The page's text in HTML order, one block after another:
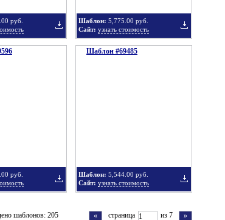
руб.
Шаблон: 5,775.00 руб.
Сайт: узнать стоимость
Добавить
руб.
Шаблон #69485
Добавить
Шаблон: 5,544.00 руб.
Сайт: узнать стоимость
»
страница из 7
«
шаблонов: 205